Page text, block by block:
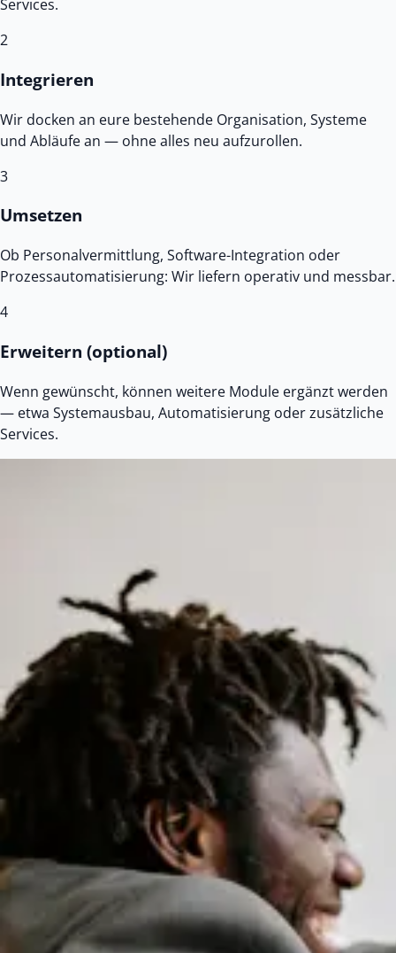
Services.
2
Integrieren
Wir docken an eure bestehende Organisation, Systeme
und Abläufe an — ohne alles neu aufzurollen.
3
Umsetzen
Ob Personalvermittlung, Software-Integration oder
Prozessautomatisierung: Wir liefern operativ und messbar.
4
Erweitern (optional)
Wenn gewünscht, können weitere Module ergänzt werden
— etwa Systemausbau, Automatisierung oder zusätzliche
Services.